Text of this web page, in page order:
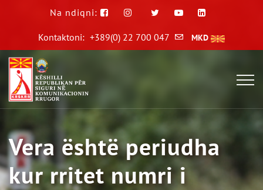
Na ndiqni:
Kontaktoni: +389(0) 22 700 047 MKD
Vera është periudha
kur rritet numri i